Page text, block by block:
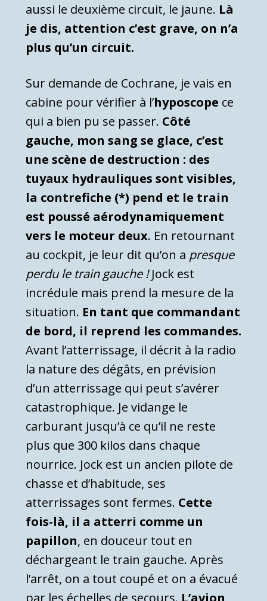
aussi le deuxième circuit, le jaune. Là
je dis, attention c’est grave, on n’a
plus qu’un circuit.
Sur demande de Cochrane, je vais en
cabine pour vérifier à l’hyposcope ce
qui a bien pu se passer. Côté
gauche, mon sang se glace, c’est
une scène de destruction : des
tuyaux hydrauliques sont visibles,
la contrefiche (*) pend et le train
est poussé aérodynamiquement
vers le moteur deux. En retournant
au cockpit, je leur dit qu’on a presque
perdu le train gauche !Jock est
incrédule mais prend la mesure de la
situation. En tant que commandant
de bord, il reprend les commandes.
Avant l’atterrissage, il décrit à la radio
la nature des dégâts, en prévision
d’un atterrissage qui peut s’avérer
catastrophique. Je vidange le
carburant jusqu’à ce qu’il ne reste
plus que 300 kilos dans chaque
nourrice. Jock est un ancien pilote de
chasse et d’habitude, ses
atterrissages sont fermes. Cette
fois-là, il a atterri comme un
papillon, en douceur tout en
déchargeant le train gauche. Après
l’arrêt, on a tout coupé et on a évacué
par les échelles de secours. L’avion